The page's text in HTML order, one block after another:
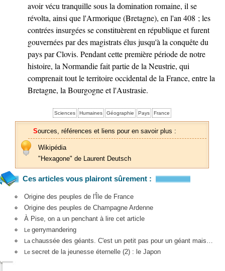
avoir vécu tranquille sous la domination romaine, il se
révolta, ainsi que l'Armorique (Bretagne), en l'an 408 ; les
contrées insurgées se constituèrent en république et furent
gouvernées par des magistrats élus jusqu'à la conquête du
pays par Clovis. Pendant cette première période de notre
histoire, la Normandie fait partie de la Neustrie, qui
comprenait tout le territoire occidental de la France, entre la
Bretagne, la Bourgogne et l'Austrasie.
Sciences Humaines Géographie Pays France
Sources, références et liens pour en savoir plus :
Wikipédia
"Hexagone" de Laurent Deutsch
Ces articles vous plairont sûrement :
Origine des peuples de l'Île de France
Origine des peuples de Champagne Ardenne
À Pise, on a un penchant à lire cet article
Le gerrymandering
La chaussée des géants. C'est un petit pas pour un géant mais…
Le secret de la jeunesse éternelle (2) : le Japon